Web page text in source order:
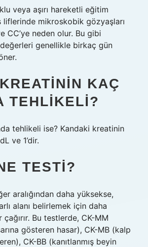
veya aşırı hareketli eğitim
liflerinde mikroskobik gözyaşları
CC’ye neden olur. Bu gibi
genellikle birkaç gün
KAÇ
TEHLIKELI?
tehlikeli ise? Kandaki kreatinin
ve 1’dir.
TESTI?
aralığından daha yüksekse,
alanı belirlemek için daha
çağırır. Bu testlerde, CK-MM
gösteren hasar), CK-MB (kalp
CK-BB (kanıtlanmış beyin